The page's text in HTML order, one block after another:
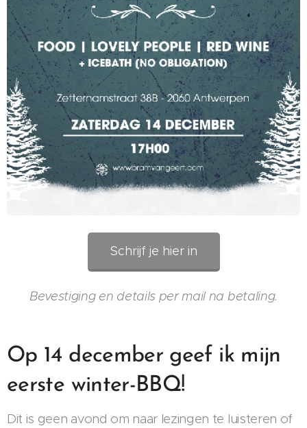
Schrijf je hier in
Bevestiging en details per mail na betaling.
Op 14 december geef ik mijn
eerste winter-BBQ!
Dit is geen avond om naar lezingen te luisteren of